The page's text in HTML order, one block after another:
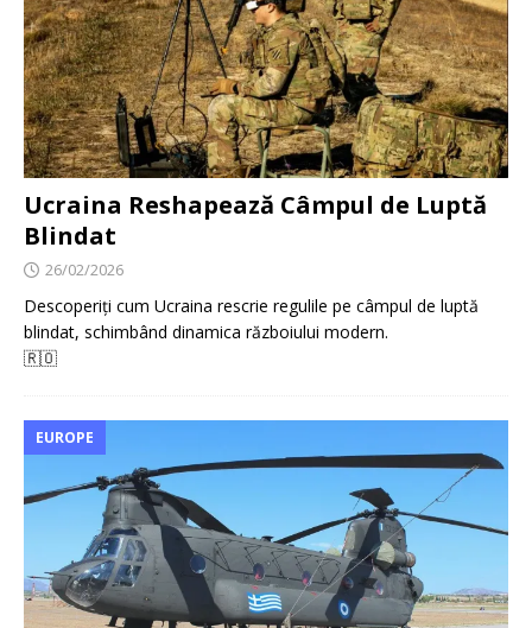
Ucraina Reshapează Câmpul de Luptă
Blindat
26/02/2026
Descoperiți cum Ucraina rescrie regulile pe câmpul de luptă
blindat, schimbând dinamica războiului modern.
🇷🇴
EUROPE